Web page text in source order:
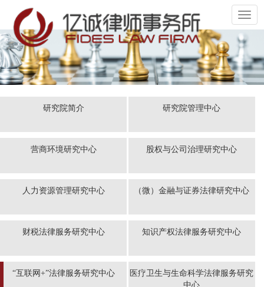
切
换
导
航
研究院简介 研究院管理中心
营商环境研究中心 股权与公司治理研究中心
人力资源管理研究中心 （微）金融与证券法律研究中心
财税法律服务研究中心 知识产权法律服务研究中心
“互联网+”法律服务研究中心
医疗卫生与生命科学法律服务研究
中心